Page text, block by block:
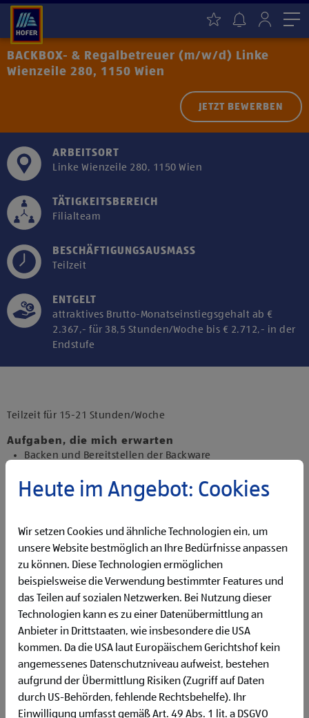
BACKBOX- & Regalbetreuer (m/w/d) Linke
Wienzeile 280, 1150 Wien
JETZT BEWERBEN
ARBEITSORT
Linke Wienzeile 280, 1150 Wien
TÄTIGKEITSBEREICH
Filialteam
BESCHÄFTIGUNGSAUSMASS
Teilzeit
ENTGELT
attraktives Brutto-Monatseinstiegsgehalt ab €
2.367,- für 38,5 Stunden/Woche bis € 2.712,- in der
Endstufe
Drittanbietern zu, um diesen Inhalt
Teilzeit für 15-21 Stunden/Woche
Aufgaben, die mich erwarten
Backen und Bereitstellen der Backware
Präsentieren von Obst und Gemüse sowie Durchführen
von Qualitätskontrollen
Reinigen der Filiale
Betreuen der Pfandrückgabeautomaten
Qualifikationen, die ich mitbringe
Flexibilität für Früh- und Spätdienste (Montag bis
Samstag)
Begeisterung im Handel zu arbeiten und den
Unternehmenserfolg mitzugestalten
Freude an der Arbeit im Team für ein motiviertes
Miteinander
Bereitschaft zu körperlich anspruchsvollen Tätigkeiten
freundlich im Umgang mit Kund:innen für eine
angenehme Einkaufsatmosphäre
Heute im Angebot: Cookies
Wir setzen Cookies und ähnliche Technologien ein, um
unsere Website bestmöglich an Ihre Bedürfnisse anpassen
zu können. Diese Technologien ermöglichen
beispielsweise die Verwendung bestimmter Features und
das Teilen auf sozialen Netzwerken. Bei Nutzung dieser
Technologien kann es zu einer Datenübermittlung an
Anbieter in Drittstaaten, wie insbesondere die USA
kommen. Da die USA laut Europäischem Gerichtshof kein
angemessenes Datenschutzniveau aufweist, bestehen
aufgrund der Übermittlung Risiken (Zugriff auf Daten
durch US-Behörden, fehlende Rechtsbehelfe). Ihr
Einwilligung umfasst gemäß Art. 49 Abs. 1 lit. a DSGVO